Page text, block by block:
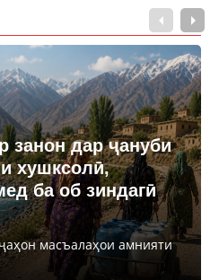
занон дар ҷануби
хушксолӣ,
ба об зиндагӣ
масъалаҳои амнияти